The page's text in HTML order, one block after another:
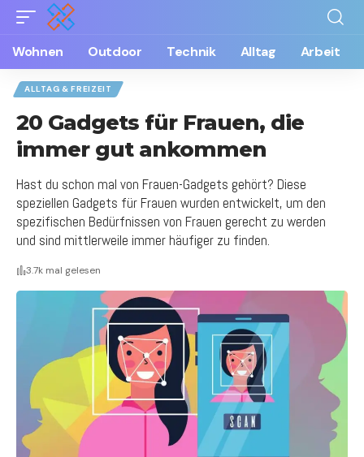
Wohnen Outdoor Technik Alltag Arbeit
ALLTAG & FREIZEIT
20 Gadgets für Frauen, die
immer gut ankommen
Hast du schon mal von Frauen-Gadgets gehört? Diese
speziellen Gadgets für Frauen wurden entwickelt, um den
spezifischen Bedürfnissen von Frauen gerecht zu werden
und sind mittlerweile immer häufiger zu finden.
3.7k mal gelesen